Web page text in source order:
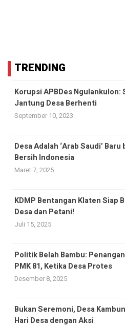
TRENDING
Korupsi APBDes Ngulankulon:
Jantung Desa Berhenti
September 10, 2023
Desa Adalah ‘Arab Saudi’
Bersih Indonesia
Maret 7, 2025
KDMP Bentangan Klaten Siap
Desa dan Petani!
Juli 15, 2025
Politik Belah Bambu:
PMK 81, Ketika Desa Protes
Desember 8, 2025
Bukan Seremoni, Desa
Hari Desa dengan Aksi